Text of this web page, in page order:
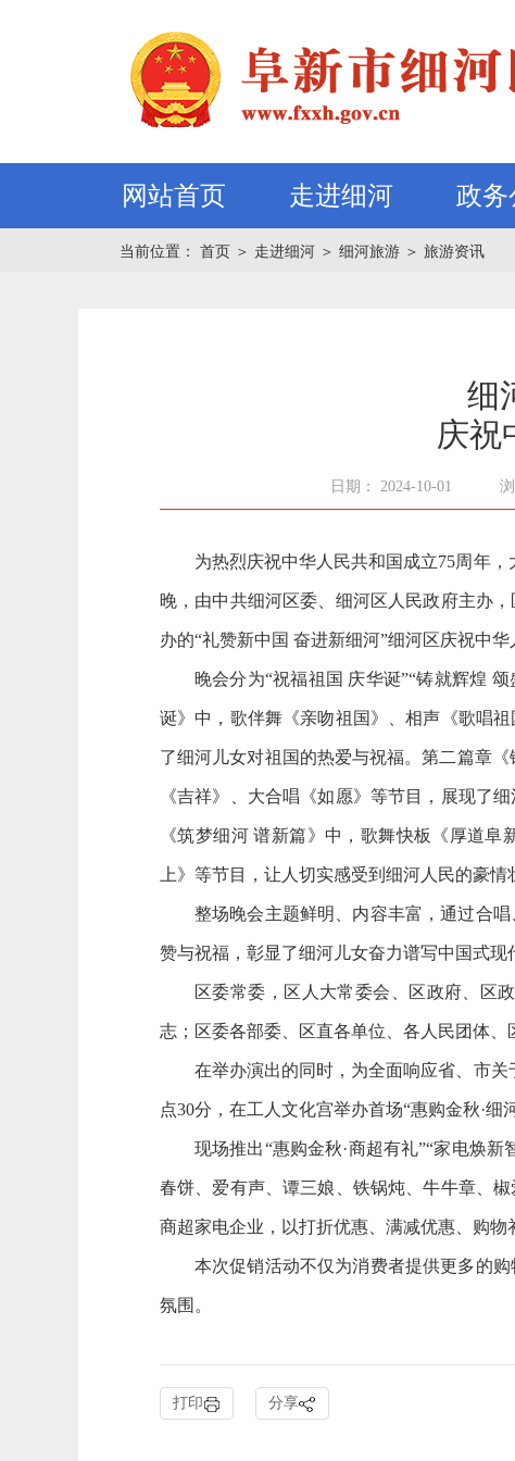
网站首页 走进细河 政务
当前位置： 首页 ＞ 走进细河 ＞ 细河旅游 ＞ 旅游资讯
细
庆祝
日期： 2024-10-01
为热烈庆祝中华人民共和国成立75周年，
晚，由中共细河区委、细河区人民政府主办
办的“礼赞新中国 奋进新细河”细河区庆祝中
晚会分为“祝福祖国 庆华诞”“铸就辉煌
诞》中，歌伴舞《亲吻祖国》、相声《歌唱
了细河儿女对祖国的热爱与祝福。第二篇章
《吉祥》、大合唱《如愿》等节目，展现了
《筑梦细河 谱新篇》中，歌舞快板《厚道
上》等节目，让人切实感受到细河人民的豪
整场晚会主题鲜明、内容丰富，通过合
赞与祝福，彰显了细河儿女奋力谱写中国式现
区委常委，区人大常委会、区政府、区
志；区委各部委、区直各单位、各人民团体
在举办演出的同时，为全面响应省、市
点30分，在工人文化宫举办首场“惠购金秋·细
现场推出“惠购金秋·商超有礼”“家电焕新
春饼、爱有声、谭三娘、铁锅炖、牛牛章、
商超家电企业，以打折优惠、满减优惠、购物
本次促销活动不仅为消费者提供更多的
氛围。
打印 分享